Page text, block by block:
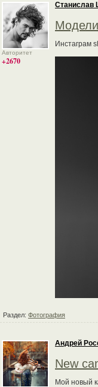
Авторитет
+2670
Станислав
Модели
Инстаграм
Раздел: Фотография
Андрей
New
Мой новый